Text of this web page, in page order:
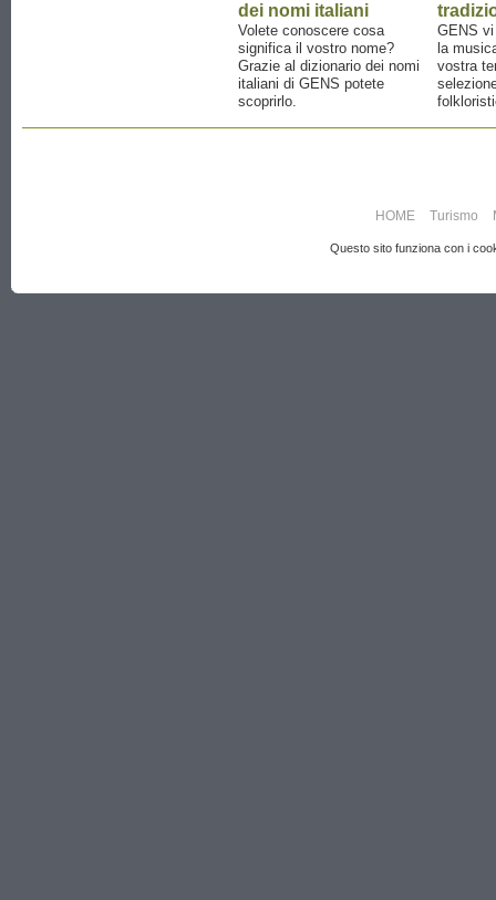
dei nomi italiani
Volete conoscere cosa
significa il vostro nome?
Grazie al dizionario dei nomi
italiani di GENS potete
scoprirlo.
GENS
la
vostra
HOME Turismo
Questo sito funziona con i